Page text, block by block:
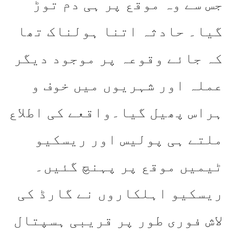
جس سے وہ موقع پر ہی دم توڑ
گیا۔ حادثہ اتنا ہولناک تھا
کہ جائے وقوعہ پر موجود دیگر
عملہ اور شہریوں میں خوف و
ہراس پھیل گیا۔واقعے کی اطلاع
ملتے ہی پولیس اور ریسکیو
ٹیمیں موقع پر پہنچ گئیں۔
ریسکیو اہلکاروں نے گارڈ کی
لاش فوری طور پر قریبی ہسپتال